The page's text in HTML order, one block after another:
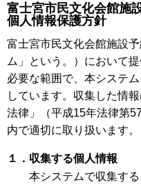
富士宮市民文化会館施
個人情報保護方針
富士宮市民文化会館施設
ム」という。）において
必要な範囲で、本システ
しています。収集した情
法律」（平成15年法律第
内で適切に取り扱います。
１．収集する個人情報
本システムで収集す